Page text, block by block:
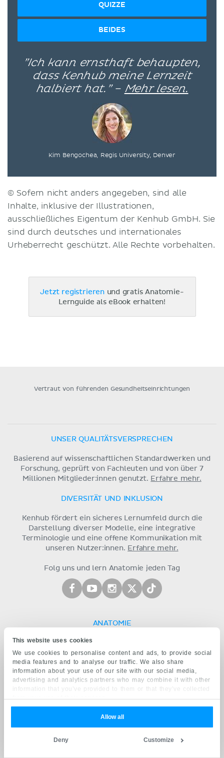
This website uses cookies
We use cookies to personalise content and ads, to provide social
media features and to analyse our traffic. We also share
information about your use of our site with our social media,
advertising and analytics partners who may combine it with other
information that you’ve provided to them or that they’ve collected
from your use of their services.
Allow all
Customize
Deny
QUIZZE
BEIDES
”Ich kann ernsthaft behaupten,
dass Kenhub meine Lernzeit
halbiert hat.” – Mehr lesen.
Kim Bengochea, Regis University, Denver
© Sofern nicht anders angegeben, sind alle
Inhalte, inklusive der Illustrationen,
ausschließliches Eigentum der Kenhub GmbH. Sie
sind durch deutsches und internationales
Urheberrecht geschützt. Alle Rechte vorbehalten.
Jetzt registrieren und gratis Anatomie-
Lernguide als eBook erhalten!
Vertraut von führenden Gesundheitseinrichtungen
UNSER QUALITÄTSVERSPRECHEN
Basierend auf wissenschaftlichen Standardwerken und
Forschung, geprüft von Fachleuten und von über 7
Millionen Mitglieder:innen genutzt. Erfahre mehr.
DIVERSITÄT UND INKLUSION
Kenhub fördert ein sicheres Lernumfeld durch die
Darstellung diverser Modelle, eine integrative
Terminologie und eine offene Kommunikation mit
unseren Nutzer:innen. Erfahre mehr.
Folg uns und lern Anatomie jeden Tag
ANATOMIE
Grundlagen
Obere Extremität
Untere Extremität
Wirbelsäule und Rücken
Thorax
Abdomen & Becken
Kopf & Hals
Schnittbildanatomie
Radiologische Anatomie